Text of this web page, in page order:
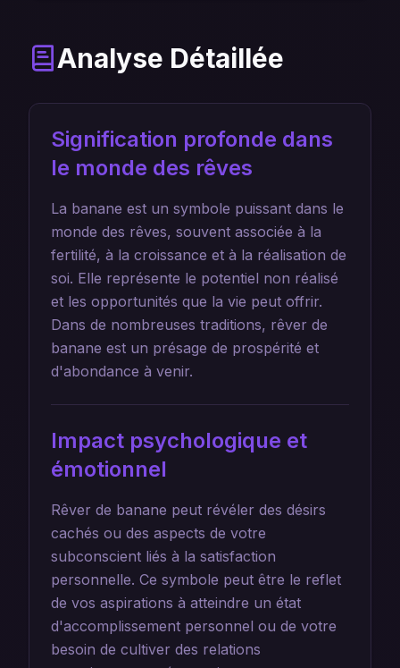
Analyse Détaillée
Signification profonde dans
le monde des rêves
La banane est un symbole puissant dans le
monde des rêves, souvent associée à la
fertilité, à la croissance et à la réalisation de
soi. Elle représente le potentiel non réalisé
et les opportunités que la vie peut offrir.
Dans de nombreuses traditions, rêver de
banane est un présage de prospérité et
d'abondance à venir.
Impact psychologique et
émotionnel
Rêver de banane peut révéler des désirs
cachés ou des aspects de votre
subconscient liés à la satisfaction
personnelle. Ce symbole peut être le reflet
de vos aspirations à atteindre un état
d'accomplissement personnel ou de votre
besoin de cultiver des relations